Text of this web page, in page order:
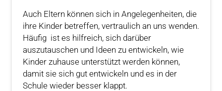
Auch Eltern können sich in Angelegenheiten, die
ihre Kinder betreffen, vertraulich an uns wenden.
Häufig ist es hilfreich, sich darüber
auszutauschen und Ideen zu entwickeln, wie
Kinder zuhause unterstützt werden können,
damit sie sich gut entwickeln und es in der
Schule wieder besser klappt.